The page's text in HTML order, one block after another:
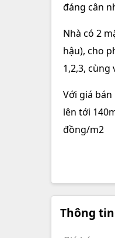
đáng cân
Nhà có 2
hậu), cho
1,2,3,
Với giá
lên tới
đồng/m2
Thông